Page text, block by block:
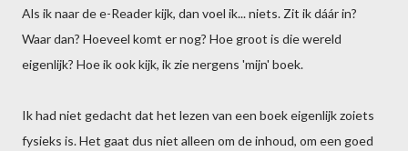
Als ik naar de e-Reader kijk, dan voel ik... niets. Zit ik dáár in?
Waar dan? Hoeveel komt er nog? Hoe groot is die wereld
eigenlijk? Hoe ik ook kijk, ik zie nergens 'mijn' boek.
Ik had niet gedacht dat het lezen van een boek eigenlijk zoiets
fysieks is. Het gaat dus niet alleen om de inhoud, om een goed